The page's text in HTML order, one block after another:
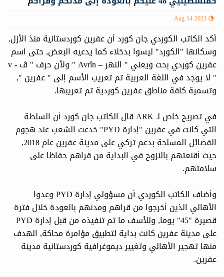
Aug 14 2023
أكد الكاتب الكوردي جان كورد أن عفرين كوردستانية منذ الأزل,
وسكانها "الكورد" ليسوا بدخلاء كما يدعيه البعض, حتى اسم
عفرين كوردي بحت ويعني " النهر – Avrîn " ولأن حرف " ڤ - v
" لا يوجد في اللغة العربية تم تعريب الأسم إلى " عفرين ",
وتسمية كافة مناطق عفرين كوردية تم تعريبها.
في تصريح خاص لـ ARK قال الكاتب جان كورد أن السلطة
التي كانت في عفرين "إدارة PYD" خدعت الشعب عند هجوم
الفصائل المسلحة بدعم تركي على مدينة عفرين عام 2018,
حيث أقنعتهم بالنزوح في البداية من قراهم حفاظا على
سلامتهم.
وأضاف الكاتب الكوردي أن مسؤولي إدارة PYD وعدوا
الأهالي الذين أخرجوا من قراهم ومدنهم بالعودة خلال فترة
قصيرة "45" يوما, وللأسف ما تم تنفيذه من قبل إدارة PYD
على مدينة عفرين كانت بداية لتطبيق مؤامرة محاكة, الهدف
منها تهجير الأهالي وتغيير ديموغرافية كوردستانية مدينة
عفرين.